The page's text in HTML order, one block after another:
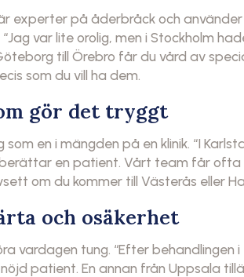
experter på åderbråck och
var lite orolig, men i Stockholm
till Örebro får du vård av
som du vill ha dem.
gör det tryggt
som en i mängden på en klinik. “I
berättar en patient. Vårt team får
om du kommer till Västerås eller
och osäkerhet
vardagen tung. “Efter
patient. En annan från Uppsala